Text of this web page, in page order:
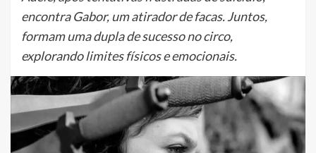
encontra Gabor, um atirador de facas. Juntos,
formam uma dupla de sucesso no circo,
explorando limites físicos e emocionais.